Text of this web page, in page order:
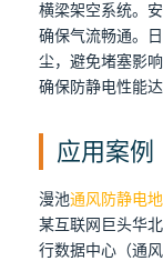
横梁架空系统。
确保气流畅通。
尘，避免堵塞影
确保防静电性能达
应用案例
漫池通风防静电
某互联网巨头华
行数据中心（通